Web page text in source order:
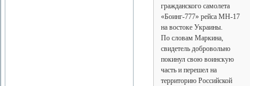
гражданского самолета
«Боинг-777» рейса МН-17
на востоке Украины.
По словам Маркина,
свидетель добровольно
покинул свою воинскую
часть и перешел на
территорию Российской